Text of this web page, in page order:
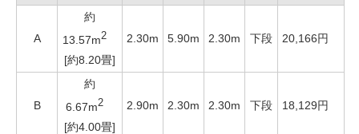
A
約
13.57m2
[約8.20畳]
2.30m 5.90m 2.30m 下段 20,166円
B
約
6.67m2
[約4.00畳]
2.90m 2.30m 2.30m 下段 18,129円